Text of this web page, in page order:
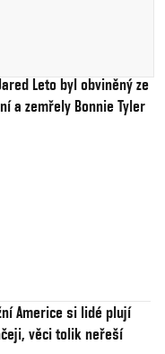
Leto byl obviněný ze
a zemřely Bonnie Tyler
Americe si lidé plují
věci tolik neřeší